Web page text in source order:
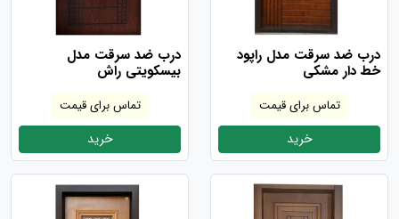
درب ضد سرقت مدل راپود
خط دار مشکی
تماس برای قیمت
خرید
درب ضد سرقت مدل
بیسکویتی راش
تماس برای قیمت
خرید